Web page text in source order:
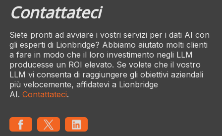
Contattateci
Siete pronti ad avviare i vostri servizi per i dati AI con
gli esperti di Lionbridge? Abbiamo aiutato molti clienti
a fare in modo che il loro investimento negli LLM
producesse un ROI elevato. Se volete che il vostro
LLM vi consenta di raggiungere gli obiettivi aziendali
più velocemente, affidatevi a Lionbridge
AI. Contattateci.